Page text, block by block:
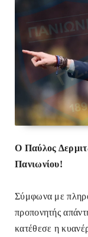
Ο Παύλος
Πανιωνίου!
Σύμφωνα με
προπονητής
κατέθεσε η